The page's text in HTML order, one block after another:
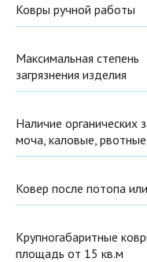
Ковры ручной работы
Максимальная степень
загрязнения изделия
Наличие органических
моча, каловые,
Ковер после потопа
Крупногабаритные
площадь от 15 кв.м